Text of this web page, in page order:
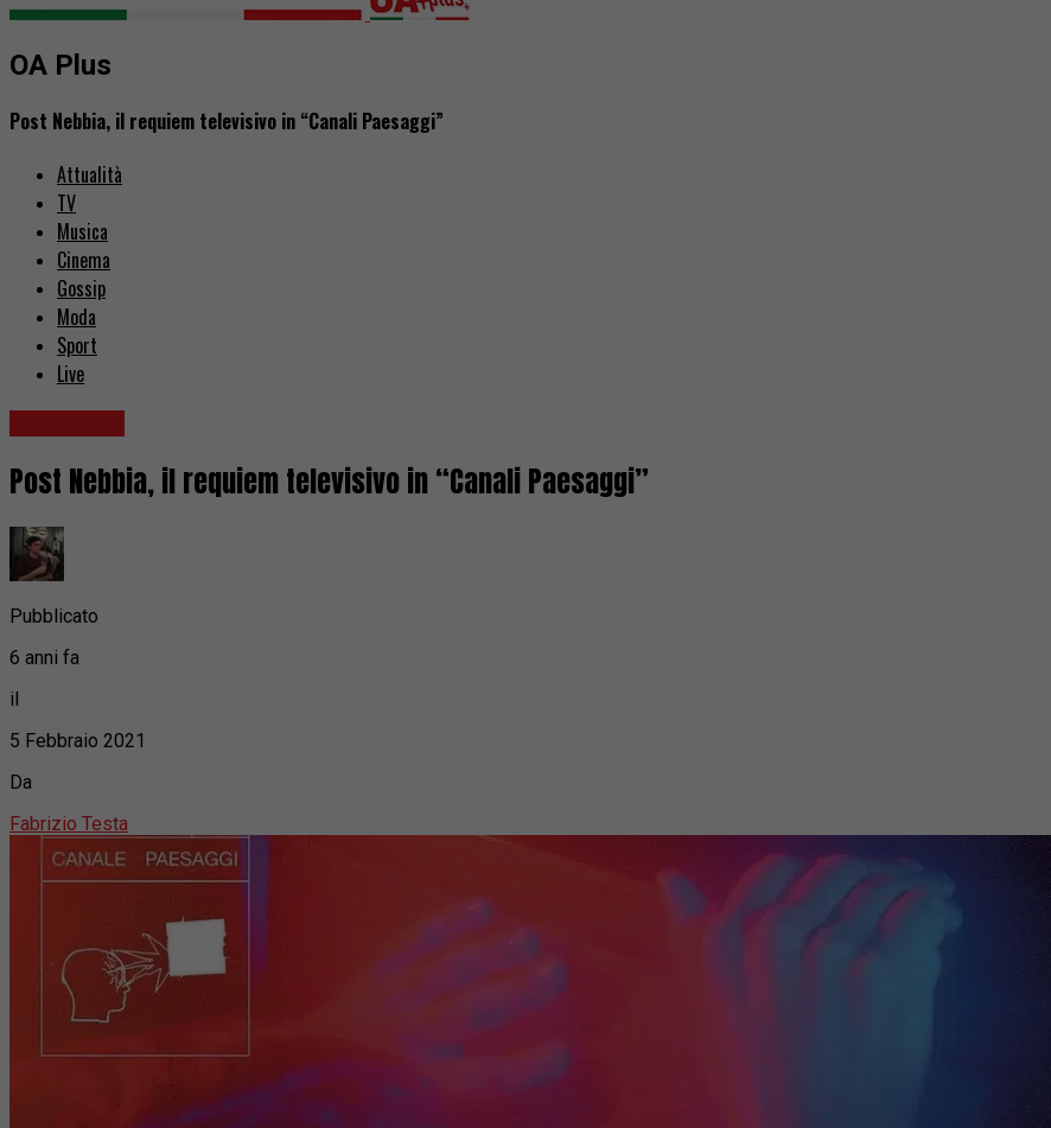
OA Plus
Post Nebbia, il requiem televisivo in “Canali Paesaggi”
Attualità
TV
Musica
Cinema
Gossip
Moda
Sport
Live
Post Nebbia, il requiem televisivo in “Canali Paesaggi”
Pubblicato
6 anni fa
il
5 Febbraio 2021
Da
Fabrizio Testa